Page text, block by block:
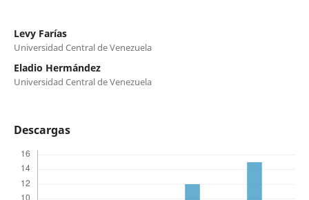
Levy Farías
Universidad Central de Venezuela
Eladio Hermández
Universidad Central de Venezuela
Descargas